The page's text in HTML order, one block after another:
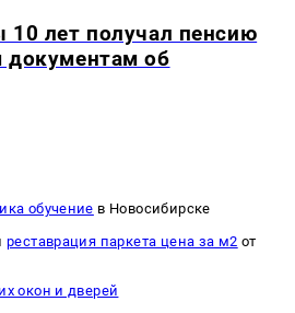
лет получал пенсию
об
обучение в Новосибирске
реставрация паркета цена за м2 от
окон и дверей